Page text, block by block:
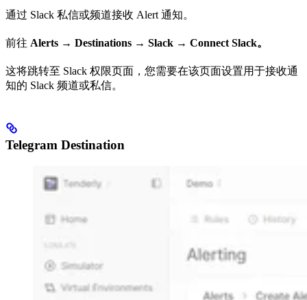
通过 Slack 私信或频道接收 Alert 通知。
前往 Alerts → Destinations → Slack → Connect Slack。
这将跳转至 Slack 权限页面，您需要在该页面设置用于接收通
知的 Slack 频道或私信。
Telegram Destination